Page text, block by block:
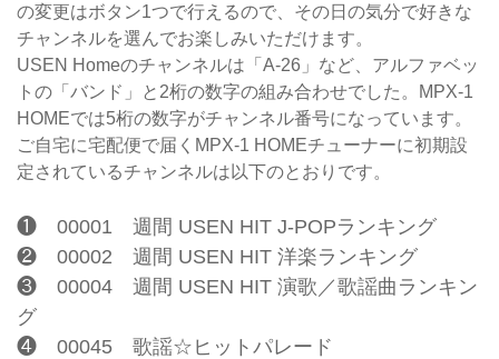
の変更はボタン1つで行えるので、その日の気分で好きな
チャンネルを選んでお楽しみいただけます。
USEN Homeのチャンネルは「A-26」など、アルファベッ
トの「バンド」と2桁の数字の組み合わせでした。MPX-1
HOMEでは5桁の数字がチャンネル番号になっています。
ご自宅に宅配便で届くMPX-1 HOMEチューナーに初期設
定されているチャンネルは以下のとおりです。
❶ 00001 週間 USEN HIT J-POPランキング
❷ 00002 週間 USEN HIT 洋楽ランキング
❸ 00004 週間 USEN HIT 演歌／歌謡曲ランキン
グ
❹ 00045 歌謡☆ヒットパレード